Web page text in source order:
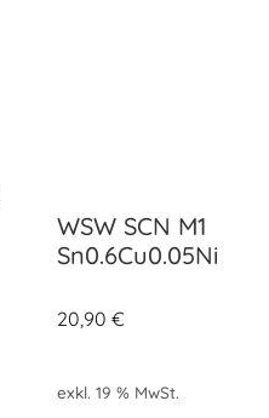
WSW SCN M1
Sn0.6Cu0.05Ni
20,90 €
exkl. 19 % MwSt.